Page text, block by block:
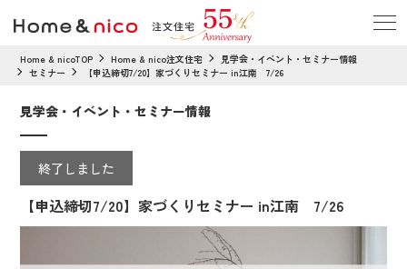
Home & nicoTOP Home & nico注文住宅
見学会・イベント・セミナー情報
セミナー
【申込締切7/20】家づくりセミナー in江南 7/26
見学会・イベント・セミナー情報
終了しました
【申込締切7/20】家づくりセミナー in江南 7/26